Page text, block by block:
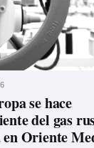
se hace
del gas
Oriente